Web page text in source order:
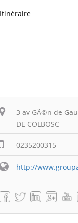
Itinéraire
3 av GÃ©n de
DE COLBOSC
0235200315
http://